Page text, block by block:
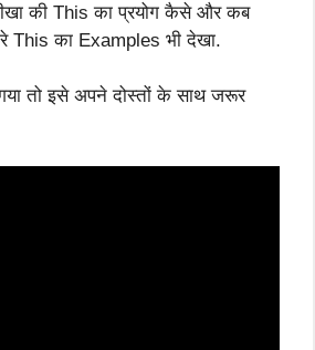
की This का प्रयोग कैसे और कब
This का Examples भी देखा.
तो इसे अपने दोस्तों के साथ जरूर